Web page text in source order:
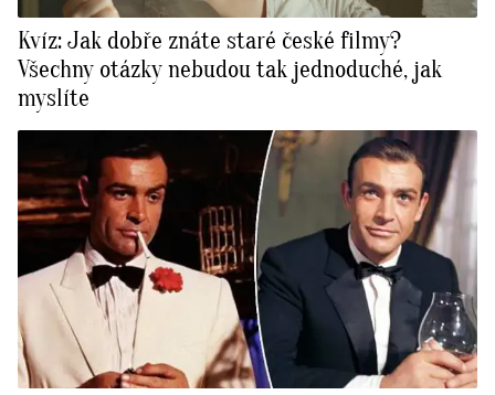
Kvíz: Jak dobře znáte staré české filmy?
Všechny otázky nebudou tak jednoduché, jak
myslíte